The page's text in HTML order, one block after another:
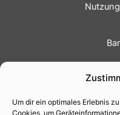
Um dir ein optimales Erlebnis
Cookies, um